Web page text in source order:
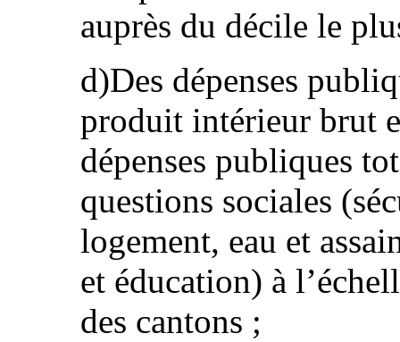
auprès du décile le
d)Des dépenses
produit intérieur brut
dépenses publiques
questions sociales
logement, eau et
et éducation) à
des cantons ;